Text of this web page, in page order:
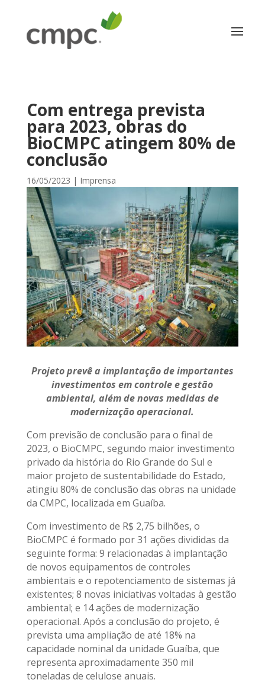
Com entrega prevista
para 2023, obras do
BioCMPC atingem 80% de
conclusão
16/05/2023 | Imprensa
Projeto prevê a implantação de importantes
investimentos em controle e gestão
ambiental, além de novas medidas de
modernização operacional.
Com previsão de conclusão para o final de
2023, o BioCMPC, segundo maior investimento
privado da história do Rio Grande do Sul e
maior projeto de sustentabilidade do Estado,
atingiu 80% de conclusão das obras na unidade
da CMPC, localizada em Guaíba.
Com investimento de R$ 2,75 bilhões, o
BioCMPC é formado por 31 ações divididas da
seguinte forma: 9 relacionadas à implantação
de novos equipamentos de controles
ambientais e o repotenciamento de sistemas já
existentes; 8 novas iniciativas voltadas à gestão
ambiental; e 14 ações de modernização
operacional. Após a conclusão do projeto, é
prevista uma ampliação de até 18% na
capacidade nominal da unidade Guaíba, que
representa aproximadamente 350 mil
toneladas de celulose anuais.